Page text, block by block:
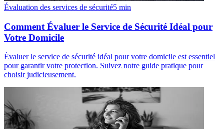
Évaluation des services de sécurité5 min
Comment Évaluer le Service de Sécurité Idéal pour
Votre Domicile
Évaluer le service de sécurité idéal pour votre domicile est essentiel
pour garantir votre protection. Suivez notre guide pratique pour
choisir judicieusement.